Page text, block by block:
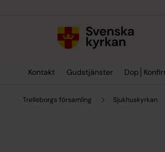
Kontakt Gudstjänster
Trelleborgs församling Sjukhuskyrkan